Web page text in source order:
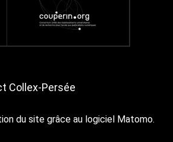
Collex-Persée
du site grâce au logiciel Matomo.